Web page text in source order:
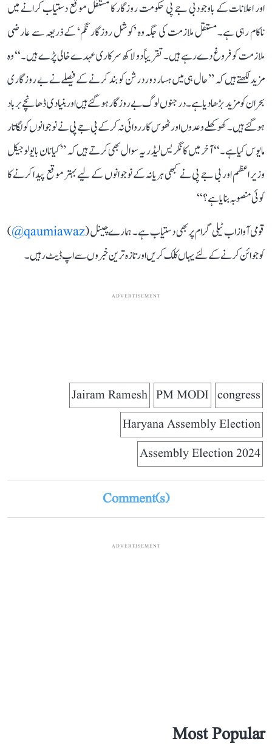
اور اعلانات کے باوجود بی جے پی حکومت روزگار کا مستقل موقع دستیاب کرانے میں
ناکام رہی ہے۔ مستقل ملازمت کی جگہ وہ ’کوشل روزگار نگم‘ کے ذریعہ سے عارضی
ملازمت کو فروغ دے رہے ہیں۔ تقریباً دو لاکھ سرکاری عہدے خالی پڑے ہیں۔‘‘ وہ
مزید لکھتے ہیں کہ ’’حال ہی میں ہسار دوردرشن کو بند کرنے کے فیصلے نے بے روزگاری
بحران کو مزید بڑھا دیا ہے۔ درجنوں لوگ بے روزگار ہو گئے ہیں اور بنیادی ڈھانچے برباد
ہو گئے ہیں۔ کھوکھلے وعدوں اور ٹھوس کارروائی نہ کر کے بی جے پی نے نوجوانوں کو لگاتار
مایوس کیا ہے۔‘‘ آخر میں کانگریس لیڈر یہ سوال بھی کرتے ہیں کہ ’’کیا نان بایولوجیکل
وزیر اعظم اور بی جے پی نے کبھی ہریانہ کے نوجوانوں کے لیے بہتر موقع پیدا کرنے کا
کوئی منصوبہ بنایا ہے؟‘‘
قومی آواز اب ٹیلی گرام پر بھی دستیاب ہے۔ ہمارے چینل (qaumiawaz@
)
کو جوائن کرنے کے لئے یہاں کلک کریں اور تازہ ترین خبروں سے اپ ڈیٹ رہیں۔
ADVERTISEMENT
congress
PM MODI
Jairam Ramesh
Haryana Assembly Election
Assembly Election 2024
Comment(s)
ADVERTISEMENT
Most Popular